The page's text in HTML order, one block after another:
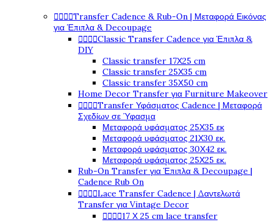
Transfer Cadence & Rub-On | Μεταφορά Εικόνας
για Έπιπλα & Decoupage
Classic Transfer Cadence για Έπιπλα &
DIY
Classic transfer 17Χ25 cm
Classic transfer 25Χ35 cm
Classic transfer 35Χ50 cm
Home Decor Transfer για Furniture Makeover
Transfer Υφάσματος Cadence | Μεταφορά
Σχεδίων σε Ύφασμα
Μεταφορά υφάσματος 25Χ35 εκ
Μεταφορά υφάσματος 21Χ30 εκ.
Μεταφορά υφάσματος 30Χ42 εκ.
Μεταφορά υφάσματος 25Χ25 εκ.
Rub-On Transfer για Έπιπλα & Decoupage |
Cadence Rub On
Lace Transfer Cadence | Δαντελωτά
Transfer για Vintage Decor
17 Χ 25 cm lace transfer